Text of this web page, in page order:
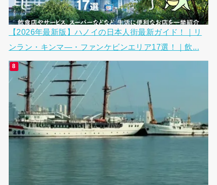
【2026年最新版】ハノイの日本人街最新ガイド！｜リ
ンラン・キンマ―・ファンケビンエリア17選！｜飲...